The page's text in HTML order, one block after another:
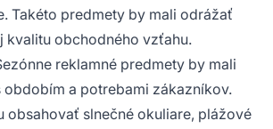
Takéto predmety by mali odrážať
kvalitu obchodného vzťahu.
reklamné predmety by mali
a potrebami zákazníkov.
obsahovať slnečné okuliare, plážové